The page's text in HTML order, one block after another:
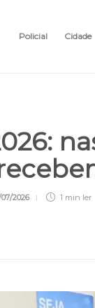
Policial Cidade
2026 1 min ler